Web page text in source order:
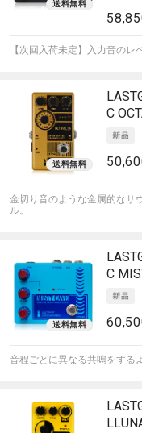
【次回入荷未定】入力音のレ
C
金切り音のような金属的なサ
ル。
C
音程ごとに異なる共鳴をする